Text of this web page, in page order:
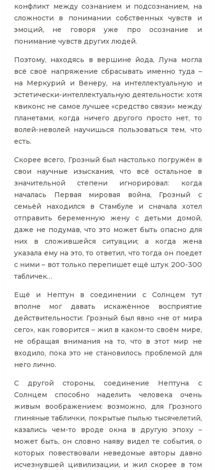
конфликт между сознанием и подсознанием, на
сложности в понимании собственных чувств и
эмоций, не говоря уже про осознание и
понимание чувств других людей.
Поэтому, находясь в вершине йода, Луна могла
всё своё напряжение сбрасывать именно туда –
на Меркурий и Венеру, на интеллектуальную и
эстетически-интеллектуальную деятельности: хотя
квиконс не самое лучшее «средство связи» между
планетами, когда ничего другого просто нет, то
волей-неволей научишься пользоваться тем, что
есть.
Скорее всего, Грозный был настолько погружён в
свои научные изыскания, что всё остальное в
значительной степени игнорировал: когда
началась Первая мировая война, Грозный с
семьёй находился в Стамбуле и сначала хотел
отправить беременную жену с детьми домой,
даже не подумав, что это может быть опасно для
них в сложившейся ситуации; а когда жена
указала ему на это, то ответил, что тогда он поедет
с ними – вот только перепишет ещё штук 200-300
табличек…
Ещё и Нептун в соединении с Солнцем тут
вполне мог давать искажённое восприятие
действительности: Грозный был явно «не от мира
сего», как говорится – жил в каком-то своём мире,
не обращая внимания на то, что в этот мир не
входило, пока это не становилось проблемой для
него лично.
С другой стороны, соединение Нептуна с
Солнцем способно наделить человека очень
живым воображением: возможно, для Грозного
глиняные таблички, покрытые пылью тысячелетий,
казались чем-то вроде окна в другую эпоху –
может быть, он словно наяву видел те события, о
которых повествовали неведомые авторы давно
исчезнувшей цивилизации, и жил скорее в том